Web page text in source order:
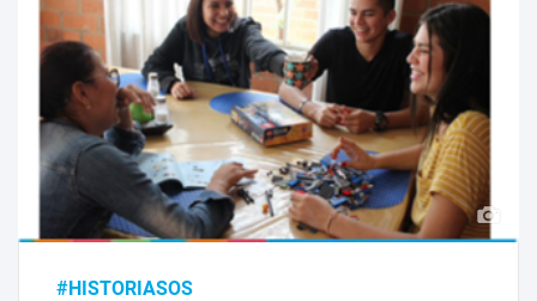
#HISTORIASOS